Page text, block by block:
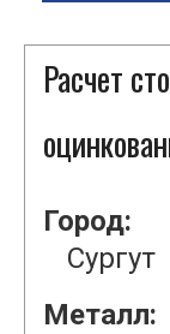
Расчет
Город:
Сургут
Металл: